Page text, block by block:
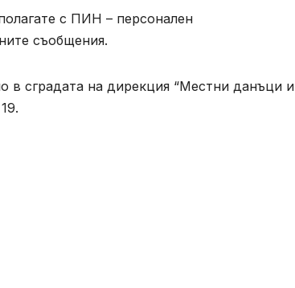
с ПИН – персонален
съобщения.
в сградата на дирекция “Местни данъци и